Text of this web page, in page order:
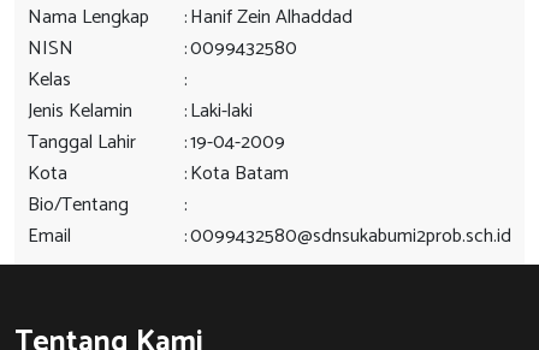
Nama Lengkap :Hanif Zein Alhaddad
NISN
:0099432580
Kelas
:
Jenis Kelamin
:Laki-laki
Tanggal Lahir
:19-04-2009
Kota
:Kota Batam
Bio/Tentang
:
Email
:0099432580@sdnsukabumi2prob.sch.id